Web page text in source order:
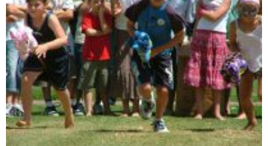
Kindergeburtstag mit dem Motto ´Reiterhof´